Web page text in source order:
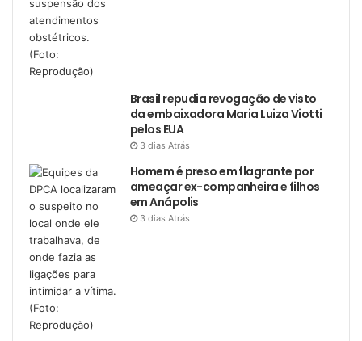
Brasil repudia revogação de visto
da embaixadora Maria Luiza Viotti
pelos EUA
3 dias Atrás
Homem é preso em flagrante por
ameaçar ex-companheira e filhos
em Anápolis
3 dias Atrás